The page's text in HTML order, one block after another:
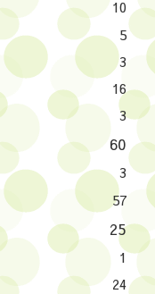
10
5
3
16
3
60
3
57
25
1
24